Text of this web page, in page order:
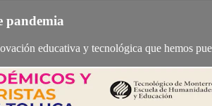
pandemia
educativa y tecnológica que hemos